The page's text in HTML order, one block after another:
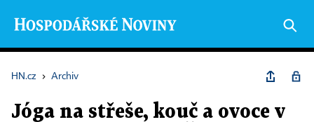
HN.cz › Archiv
Jóga na střeše, kouč a ovoce v